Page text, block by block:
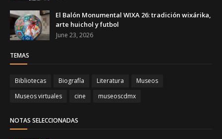
El Balón Monumental WIXA 26: tradición wixárika,
arte huichol y futbol
June 23, 2026
TEMAS
Bibliotecas Biografía Literatura
Museos
Museos virtuales
cine museoscdmx
NOTAS SELECCIONADAS